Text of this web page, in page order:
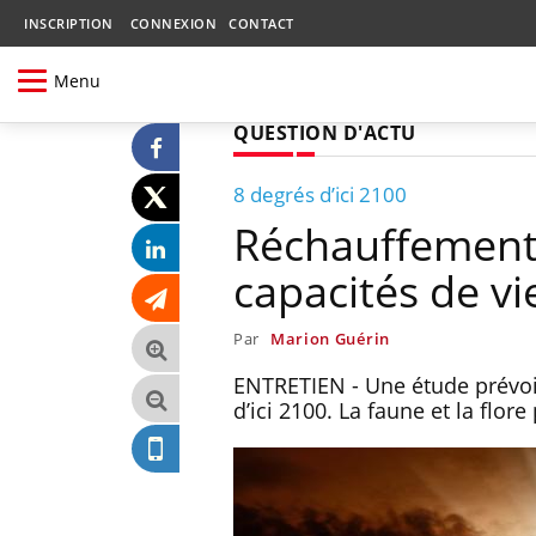
INSCRIPTION CONNEXION CONTACT
Menu
QUESTION D'ACTU
8 degrés d’ici 2100
capacités de
Par Marion Guérin
ENTRETIEN - Une étude
d’ici 2100. La faune et la